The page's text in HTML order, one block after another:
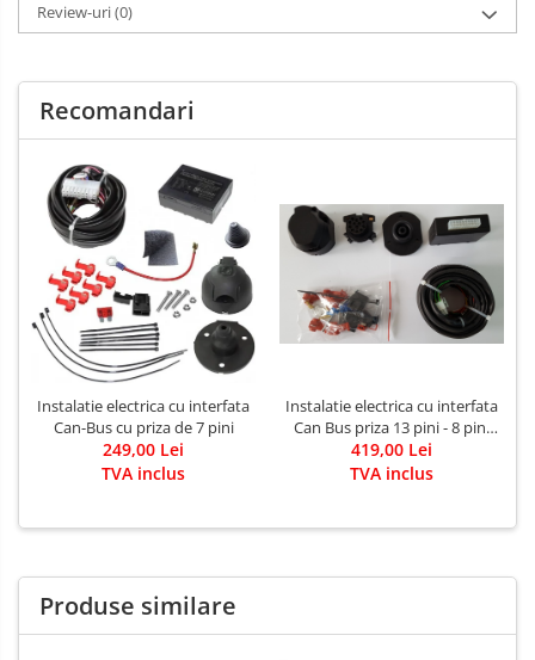
Review-uri(0)
Recomandari
Instalatie electrica cu interfata
Can-Bus cu priza de 7 pini
249,00 Lei
TVA inclus
Instalatie electrica cu interfata
Can Bus priza 13 pini - 8 pini
activi
419,00 Lei
TVA inclus
Produse similare